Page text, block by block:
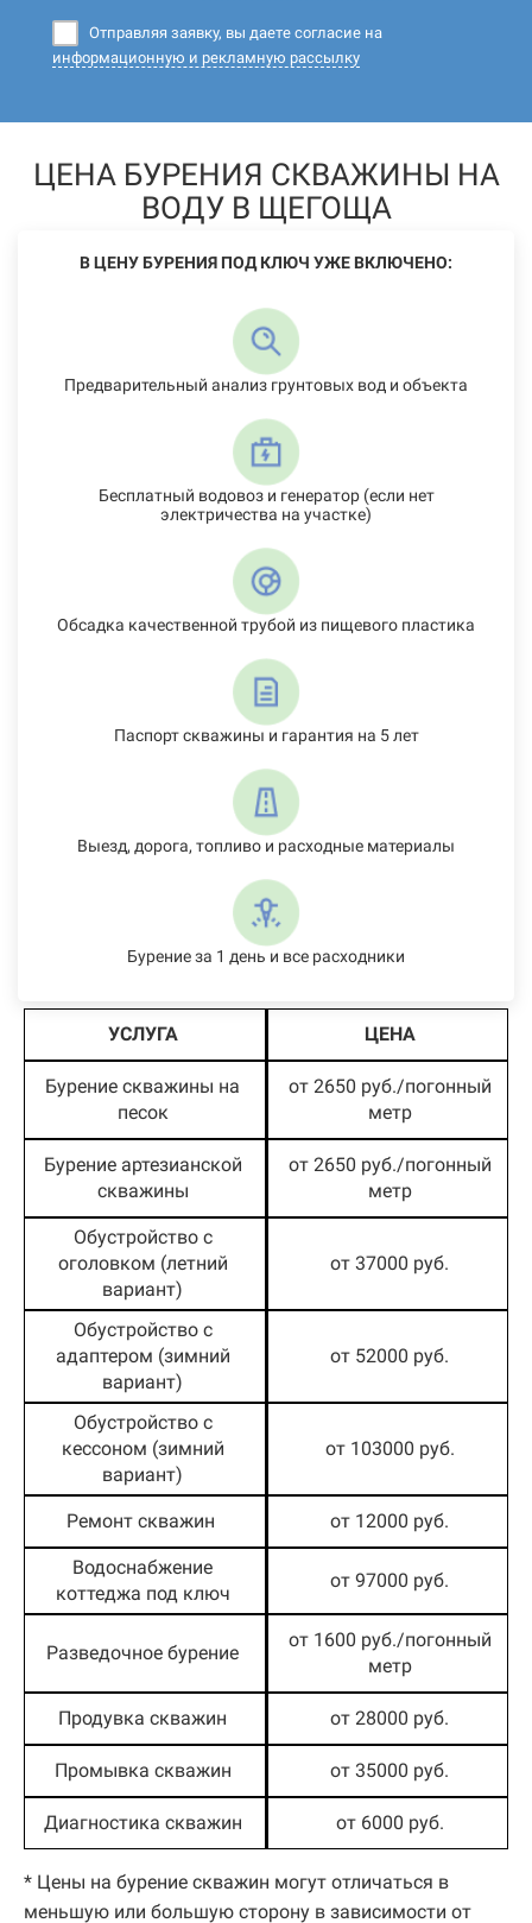
Отправляя заявку, вы даете согласие на
информационную и рекламную рассылку
ЦЕНА БУРЕНИЯ СКВАЖИНЫ НА
ВОДУ В ЩЕГОЩА
В ЦЕНУ БУРЕНИЯ ПОД КЛЮЧ УЖЕ ВКЛЮЧЕНО:
Предварительный анализ грунтовых вод и объекта
Бесплатный водовоз и генератор (если нет
электричества на участке)
Обсадка качественной трубой из пищевого пластика
Паспорт скважины и гарантия на 5 лет
Выезд, дорога, топливо и расходные материалы
Бурение за 1 день и все расходники
УСЛУГА ЦЕНА
Бурение скважины на
песок
от 2650 руб./погонный
метр
Бурение артезианской
скважины
от 2650 руб./погонный
метр
Обустройство с
оголовком (летний
вариант)
от 37000 руб.
Обустройство с
адаптером (зимний
вариант)
от 52000 руб.
Обустройство с
кессоном (зимний
вариант)
от 103000 руб.
Ремонт скважин от 12000 руб.
Водоснабжение
коттеджа под ключ
от 97000 руб.
Разведочное бурение
от 1600 руб./погонный
метр
Продувка скважин от 28000 руб.
Промывка скважин от 35000 руб.
Диагностика скважин от 6000 руб.
* Цены на бурение скважин могут отличаться в
меньшую или большую сторону в зависимости от